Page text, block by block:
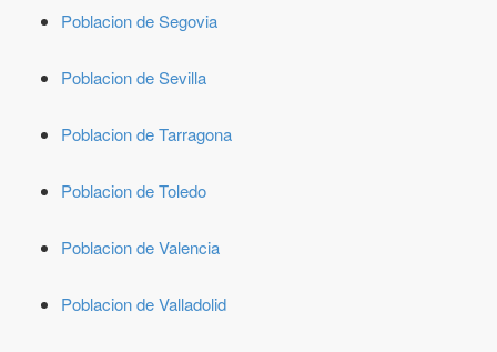
Poblacion de Segovia
Poblacion de Sevilla
Poblacion de Tarragona
Poblacion de Toledo
Poblacion de Valencia
Poblacion de Valladolid